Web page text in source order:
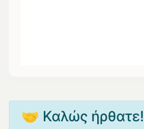
🤝 Καλώς ήρθατε!